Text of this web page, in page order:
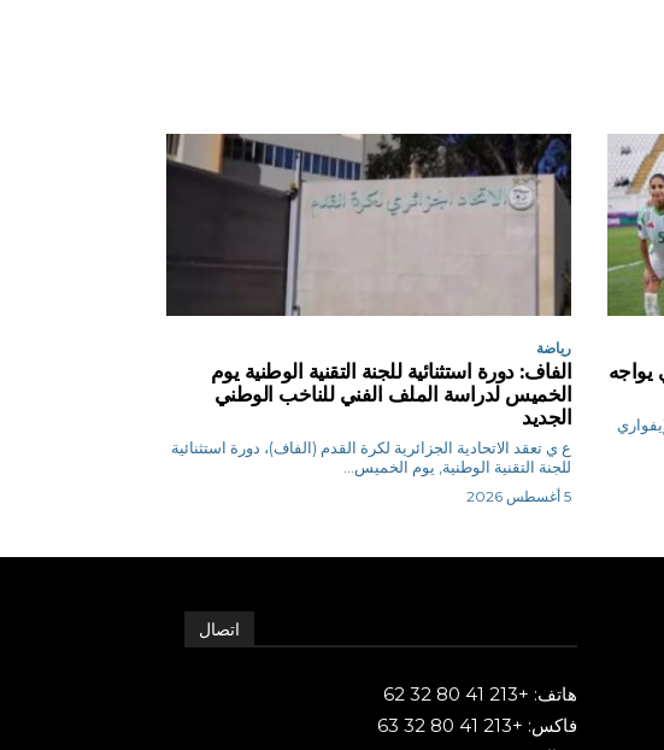
يواجه
رياضة
الفاف: دورة استثنائية للجنة التقنية الوطنية يوم
الخميس لدراسة الملف الفني للناخب الوطني
الجديد
ع ي تعقد الاتحادية الجزائرية لكرة القدم (الفاف)، دورة استثنائية
للجنة التقنية الوطنية, يوم الخميس...
5 أغسطس 2026
اتصال
هاتف: +213 41 80 32 62
فاكس: +213 41 80 32 63